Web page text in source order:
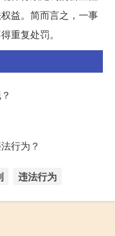
益。简而言之，一事
重复处罚。
行为？
违法行为